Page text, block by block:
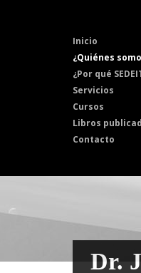
Inicio
¿Quiénes
¿Por qué
Servicios
Cursos
Libros
Contacto
Dr.